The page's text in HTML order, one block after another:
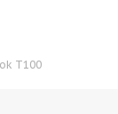
T100